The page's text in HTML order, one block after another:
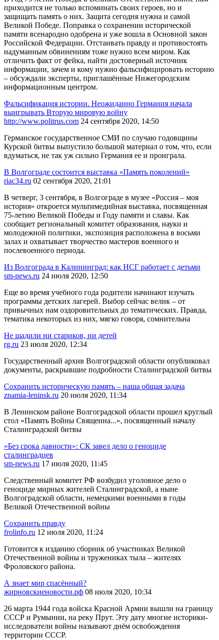
приходится не только вспоминать своих героев, но и
защищать память о них. Защита сегодня нужна и самой
Великой Победе. Поправка о сохранении исторической
памяти всенародно одобрена и уже вошла в Основной закон
Российской Федерации. Отстаивать правду и противостоять
надуманным обвинениям тоже нужно всем миром. Как
отличить факт от фейка, найти достоверный источник
информации, зачем и кому нужно фальсифицировать историю
– обсуждали эксперты, приглашённые Нижегородским
информационным центром.
Фальсификация истории. Неожиданно Германия начала
выигрывать Вторую мировую войну
http://www.politrus.com 24 сентября 2020, 14:50
Германское государственное СМИ по случаю годовщины
Курской битвы выпустило большой материал о том, что, если
вдуматься, не так уж сильно Германия ее и проиграла.
В Волгограде состоится выставка «Память поколений»
riac34.ru 02 сентября 2020, 21:01
В четверг, 3 сентября, в Волгограде в музее «Россия – моя
история» откроется мультимедийная выставка, посвященная
75-летию Великой Победы и Году памяти и славы. Как
сообщает региональный комитет образования, науки и
молодежной политики, экспозиция расположена в восьми
залах и охватывает творчество мастеров военного и
послевоенного периода.
Из Волгограда в Калининград: как НСГ работает с детьми
sm-news.ru 24 июля 2020, 12:50
Еще во время учебного года родители начинают изучать
программы детских лагерей. Выбор сейчас велик – от
привычных нам оздоровительных до тематических. Правда,
тематика некоторых из них, мягко говоря, сомнительна
Не щадили ни стариков, ни детей
rg.ru 23 июля 2020, 12:34
Государственный архив Волгоградской области опубликовал
документы, раскрывшие подробности Сталинградской битвы
Сохранить историческую память – наша общая задача
znamia-leninsk.ru 20 июля 2020, 11:34
В Ленинском районе Волгоградской области прошел круглый
стол «Память Войны Священна...», посвященный началу
Сталинградской битвы
«Без срока давности»: СК завел дело о геноциде
сталинградцев
sm-news.ru 17 июля 2020, 11:45
Следственный комитет РФ возбудил уголовное дело о
геноциде мирных жителей Сталинградской, а ныне
Волгоградской области, немецкими военными в годы
Великой Отечественной войны
Сохранить правду
frolinfo.ru 12 июля 2020, 11:24
Готовится к изданию сборник об участниках Великой
Отечественной войны и тружениках тыла – жителях
Фроловского района.
А знает мир спасённый?
жирновскиеновости.рф 08 июля 2020, 10:34
26 марта 1944 года войска Красной Армии вышли на границу
СССР и Румынии, на реку Прут. Эту дату многие историки-
исследователи войны называют днём освобождения
территории СССР.